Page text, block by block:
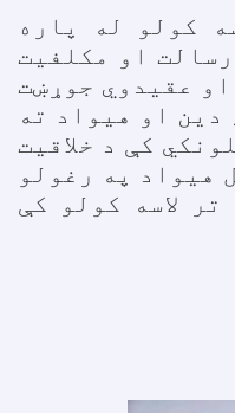
کولو له پاره
او مکلفیت
عقیدوي جوړښت
دین او هیواد ته
کې د خلاقیت
هیواد په رغولو
لاسه کولو کې